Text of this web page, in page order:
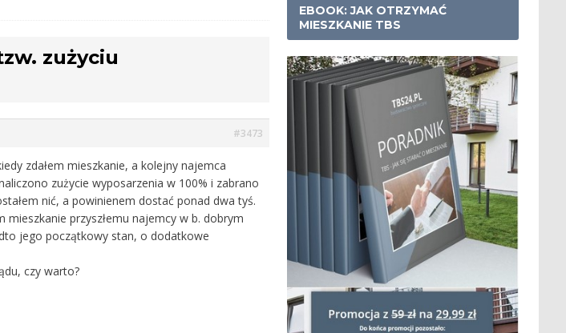
zużyciu
#3473
zdałem mieszkanie, a kolejny najemca
zużycie wyposarzenia w 100% i zabrano
nić, a powinienem dostać ponad dwa tyś.
mieszkanie przyszłemu najemcy w b. dobrym
jego początkowy stan, o dodatkowe
czy warto?
EBOOK: JAK OTRZYMAĆ
MIESZKANIE TBS